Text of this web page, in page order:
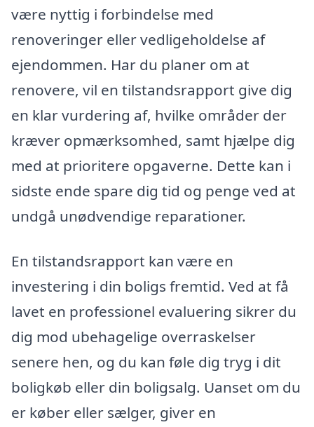
være nyttig i forbindelse med
renoveringer eller vedligeholdelse af
ejendommen. Har du planer om at
renovere, vil en tilstandsrapport give dig
en klar vurdering af, hvilke områder der
kræver opmærksomhed, samt hjælpe dig
med at prioritere opgaverne. Dette kan i
sidste ende spare dig tid og penge ved at
undgå unødvendige reparationer.
En tilstandsrapport kan være en
investering i din boligs fremtid. Ved at få
lavet en professionel evaluering sikrer du
dig mod ubehagelige overraskelser
senere hen, og du kan føle dig tryg i dit
boligkøb eller din boligsalg. Uanset om du
er køber eller sælger, giver en